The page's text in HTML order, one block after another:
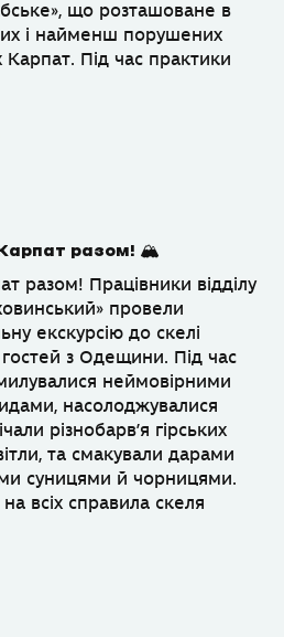
що розташоване в
і найменш порушених
Карпат. Під час практики
разом! 🏔
разом! Працівники відділу
провели
екскурсію до скелі
з Одещини. Під час
неймовірними
насолоджувалися
різнобарв’я гірських
та смакували дарами
суницями й чорницями.
всіх справила скеля